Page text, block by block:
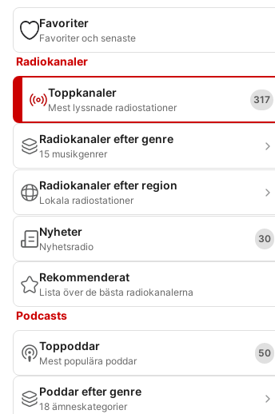
Favoriter
Favoriter och senaste
Radiokanaler
Toppkanaler
Mest lyssnade radiostationer
317
Radiokanaler efter genre
15 musikgenrer
Radiokanaler efter region
Lokala radiostationer
Nyheter
Nyhetsradio
30
Rekommenderat
Lista över de bästa radiokanalerna
Podcasts
Toppoddar
Mest populära poddar
50
Poddar efter genre
18 ämneskategorier